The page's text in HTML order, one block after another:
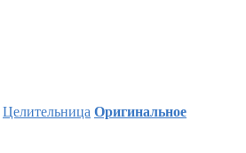
ЦелительницаОригинальное